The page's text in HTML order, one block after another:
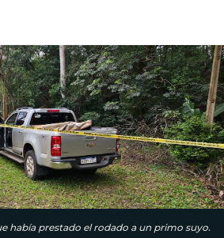
había prestado el rodado a un primo suyo.